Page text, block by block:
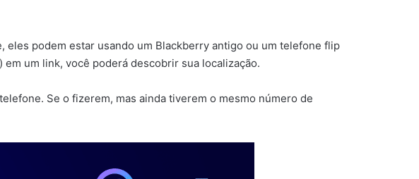
eles podem estar usando um Blackberry antigo ou um telefone flip
um link, você poderá descobrir sua localização.
Se o fizerem, mas ainda tiverem o mesmo número de